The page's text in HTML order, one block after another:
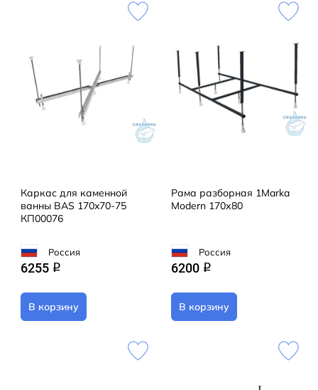
Каркас для каменной
ванны BAS 170x70-75
КП00076
Россия
6255 q
В корзину
Рама разборная 1Marka
Modern 170х80
Россия
6200 q
В корзину